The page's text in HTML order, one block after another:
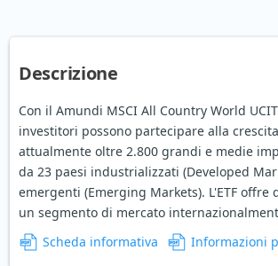
Descrizione
Con il Amundi MSCI All Country World
investitori possono partecipare alla
attualmente oltre 2.800 grandi e medie
da 23 paesi industrializzati (Developed
emergenti (Emerging Markets). L'ETF offre
un segmento di mercato
Scheda informativa
Informazioni